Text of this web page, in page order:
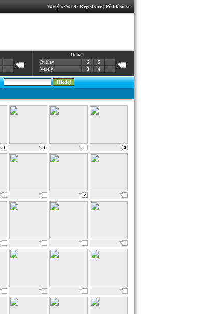
Nový uživatel? Registrace| Přihlásit se
Dubai
Rublev
6
6
Veselý
3 4